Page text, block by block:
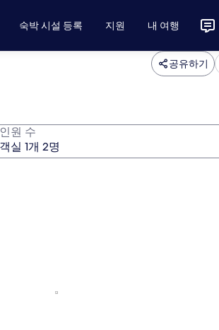
숙박 시설 등록 지원 내 여행
공유하기
인원 수